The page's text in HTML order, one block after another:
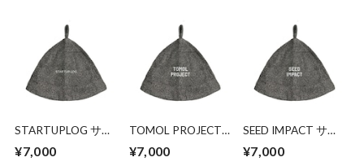
STARTUPLOG サウ
ナハット― 整え、
記し、次の一歩へ
¥7,000
TOMOL PROJECT
サウナハット― 明
日へとつながる、一
¥7,000
SEED IMPACT サウ
ナハット― 変化の
種を育てる、静かな
¥7,000